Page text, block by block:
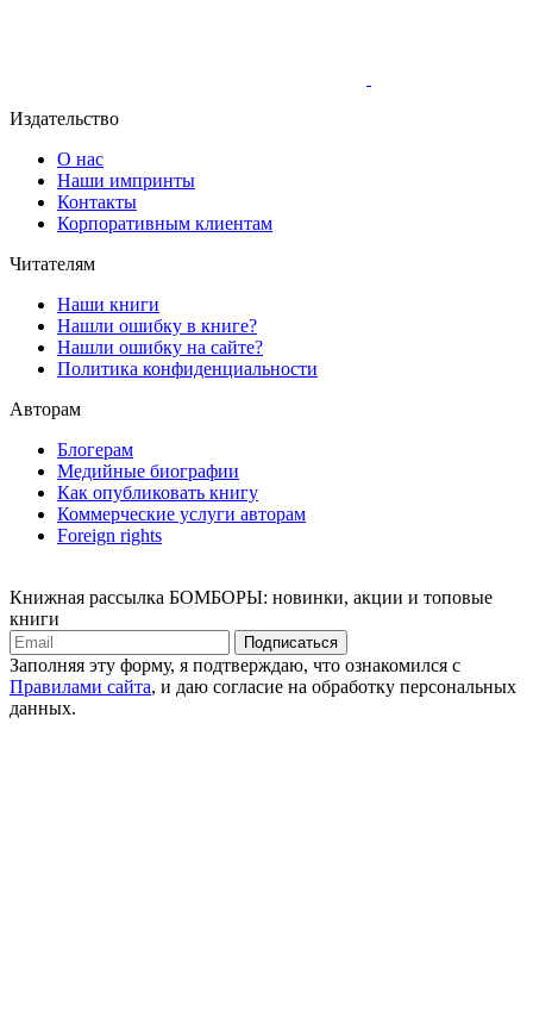
Издательство
О нас
Наши импринты
Контакты
Корпоративным клиентам
Читателям
Наши книги
Нашли ошибку в книге?
Нашли ошибку на сайте?
Политика конфиденциальности
Авторам
Блогерам
Медийные биографии
Как опубликовать книгу
Коммерческие услуги авторам
Foreign rights
Книжная рассылка БОМБОРЫ: новинки, акции и топовые
книги
Подписаться
Заполняя эту форму, я подтверждаю, что ознакомился с
Правилами сайта, и даю согласие на обработку персональных
данных.